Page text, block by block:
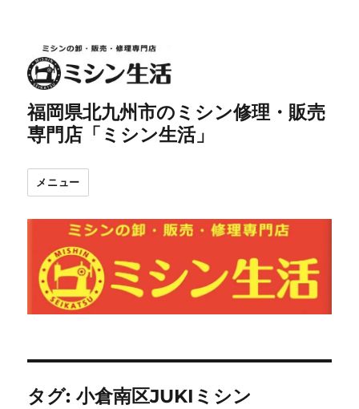
福岡県北九州市のミシン修理・販売
専門店「ミシン生活」
メニュー
タグ:小倉南区JUKIミシン